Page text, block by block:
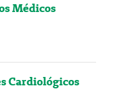
Médicos
Cardiológicos